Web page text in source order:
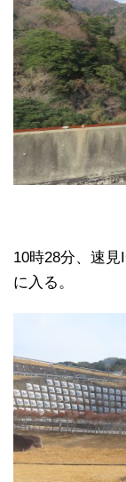
10時28分、速
に入る。